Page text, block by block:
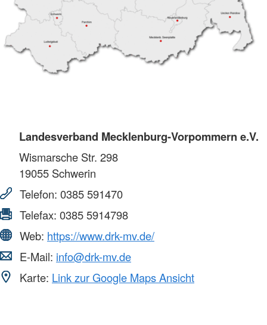
Landesverband Mecklenburg-Vorpommern e.V.
Wismarsche Str. 298
19055 Schwerin
Telefon: 0385 591470
Telefax: 0385 5914798
Web: https://www.drk-mv.de/
E-Mail: info@drk-mv.de
Karte: Link zur Google Maps Ansicht